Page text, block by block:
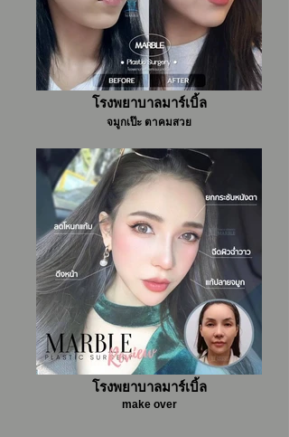
โรงพยาบาลมาร์เบิ้ล
จมูกเป๊ะ ตาคมสวย
โรงพยาบาลมาร์เบิ้ล
make over